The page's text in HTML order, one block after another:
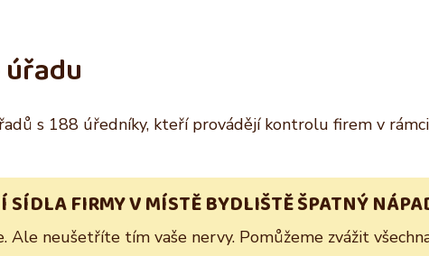
s 188 úředníky, kteří provádějí kontrolu firem v
SÍDLA FIRMY V MÍSTĚ BYDLIŠTĚ ŠPATNÝ
Ale neušetříte tím vaše nervy. Pomůžeme zvážit